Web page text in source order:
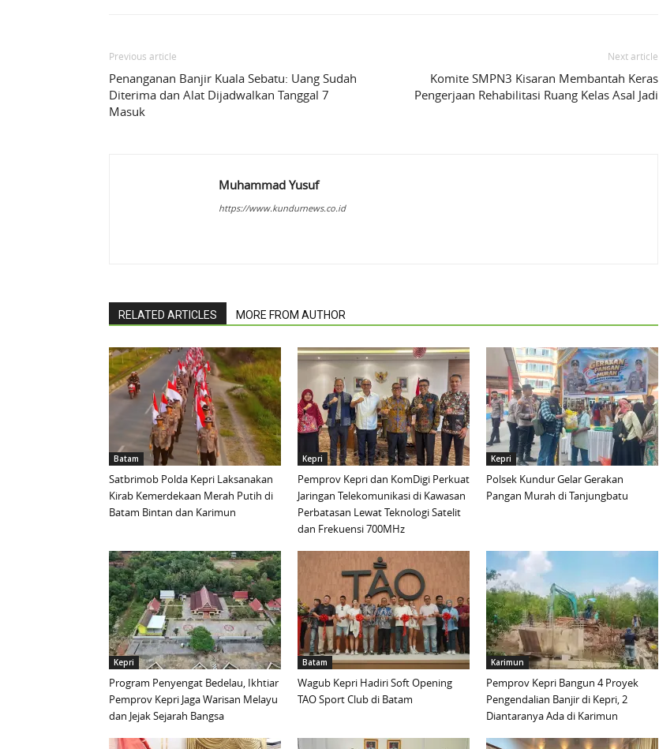
Previous article
Penanganan Banjir Kuala Sebatu: Uang Sudah
Diterima dan Alat Dijadwalkan Tanggal 7
Masuk
Next article
Komite SMPN3 Kisaran Membantah Keras
Pengerjaan Rehabilitasi Ruang Kelas Asal Jadi
Muhammad Yusuf
https://www.kundurnews.co.id
RELATED ARTICLES MORE FROM AUTHOR
Batam
Satbrimob Polda Kepri Laksanakan
Kirab Kemerdekaan Merah Putih di
Batam Bintan dan Karimun
Kepri
Pemprov Kepri dan KomDigi Perkuat
Jaringan Telekomunikasi di Kawasan
Perbatasan Lewat Teknologi Satelit
dan Frekuensi 700MHz
Kepri
Polsek Kundur Gelar Gerakan
Pangan Murah di Tanjungbatu
Kepri
Program Penyengat Bedelau, Ikhtiar
Pemprov Kepri Jaga Warisan Melayu
dan Jejak Sejarah Bangsa
Batam
Wagub Kepri Hadiri Soft Opening
TAO Sport Club di Batam
Karimun
Pemprov Kepri Bangun 4 Proyek
Pengendalian Banjir di Kepri, 2
Diantaranya Ada di Karimun